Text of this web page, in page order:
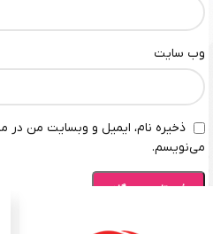
وب‌ سایت
ذخیره نام، ایمیل و وبسایت من در
می‌نویسم.